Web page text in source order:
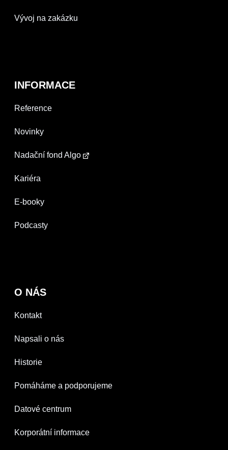
Vývoj na zakázku
INFORMACE
Reference
Novinky
Nadační fond Algo
Kariéra
E-booky
Podcasty
O NÁS
Kontakt
Napsali o nás
Historie
Pomáháme a podporujeme
Datové centrum
Korporátní informace